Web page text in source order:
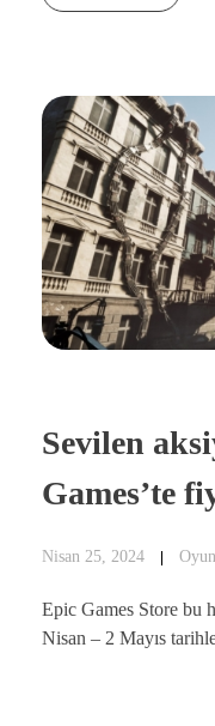
Sevilen
Games’te
Nisan 25, 2024 Oyun
Epic Games Store bu
Nisan – 2 Mayıs